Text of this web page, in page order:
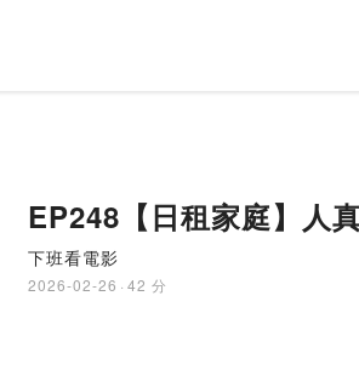
EP248【日租家庭】人
下班看電影
2026-02-26 · 42 分